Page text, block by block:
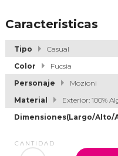
Caracteristicas
Tipo
Casual
Color
Fucsia
Personaje
Mozioni
Material
Exterior: 100%
Dimensiones(Largo/Alto/
CANTIDAD